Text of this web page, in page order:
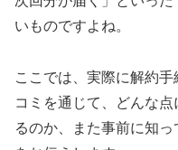
いものですよね。
ここでは、実際に解約
コミを通じて、どんな
るのか、また事前に知